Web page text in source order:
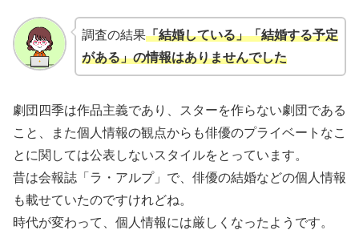
調査の結果「結婚している」「結婚する予定
がある」の情報はありませんでした
劇団四季は作品主義であり、スターを作らない劇団である
こと、また個人情報の観点からも俳優のプライベートなこ
とに関しては公表しないスタイルをとっています。
昔は会報誌「ラ・アルプ」で、俳優の結婚などの個人情報
も載せていたのですけれどね。
時代が変わって、個人情報には厳しくなったようです。